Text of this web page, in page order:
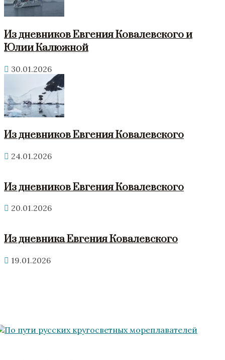
Из дневников Евгения Ковалевского и
Юлии Калюжной
30.01.2026
Из дневников Евгения Ковалевского
24.01.2026
Из дневников Евгения Ковалевского
20.01.2026
Из дневника Евгения Ковалевского
19.01.2026